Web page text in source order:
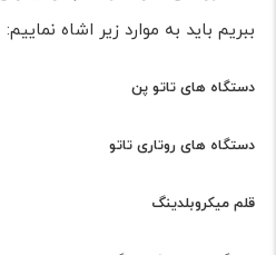
ببریم باید به موارد زیر اشاه نماییم:
دستگاه های تاتو پن
دستگاه های روتاری تاتو
قلم میکروبلدینگ